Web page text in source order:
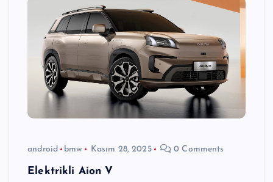
android bmw Kasım 28, 2025 0 Comments
Elektrikli Aion V